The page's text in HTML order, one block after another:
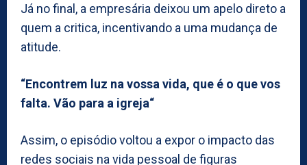
Já no final, a empresária deixou um apelo direto a
quem a critica, incentivando a uma mudança de
atitude.
“Encontrem luz na vossa vida, que é o que vos
falta. Vão para a igreja“
Assim, o episódio voltou a expor o impacto das
redes sociais na vida pessoal de figuras